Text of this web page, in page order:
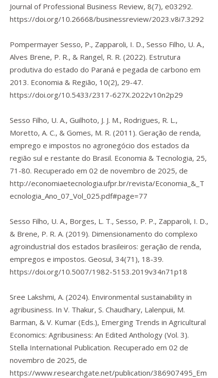
Journal of Professional Business Review, 8(7), e03292.
https://doi.org/10.26668/businessreview/2023.v8i7.3292
Pompermayer Sesso, P., Zapparoli, I. D., Sesso Filho, U. A.,
Alves Brene, P. R., & Rangel, R. R. (2022). Estrutura
produtiva do estado do Paraná e pegada de carbono em
2013. Economia & Região, 10(2), 29-47.
https://doi.org/10.5433/2317-627X.2022v10n2p29
Sesso Filho, U. A., Guilhoto, J. J. M., Rodrigues, R. L.,
Moretto, A. C., & Gomes, M. R. (2011). Geração de renda,
emprego e impostos no agronegócio dos estados da
região sul e restante do Brasil. Economia & Tecnologia, 25,
71-80. Recuperado em 02 de novembro de 2025, de
http://economiaetecnologia.ufpr.br/revista/Economia_&_T
ecnologia_Ano_07_Vol_025.pdf#page=77
Sesso Filho, U. A., Borges, L. T., Sesso, P. P., Zapparoli, I. D.,
& Brene, P. R. A. (2019). Dimensionamento do complexo
agroindustrial dos estados brasileiros: geração de renda,
empregos e impostos. Geosul, 34(71), 18-39.
https://doi.org/10.5007/1982-5153.2019v34n71p18
Sree Lakshmi, A. (2024). Environmental sustainability in
agribusiness. In V. Thakur, S. Chaudhary, Lalenpuii, M.
Barman, & V. Kumar (Eds.), Emerging Trends in Agricultural
Economics: Agribusiness: An Edited Anthology (Vol. 3).
Stella International Publication. Recuperado em 02 de
novembro de 2025, de
https://www.researchgate.net/publication/386907495_Em